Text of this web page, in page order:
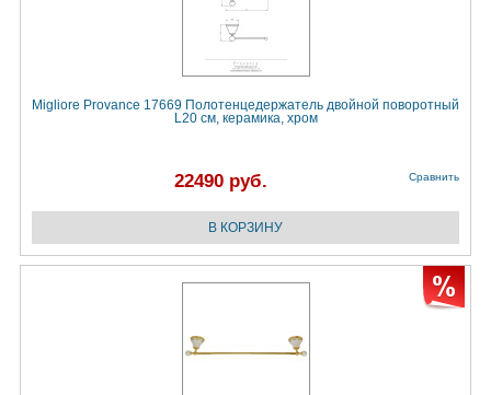
Migliore Provance 17669 Полотенцедержатель двойной поворотный
L20 cм, керамика, хром
22490 руб. Сравнить